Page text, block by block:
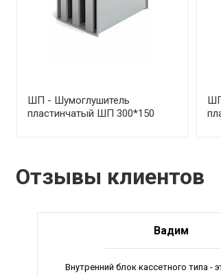
ШП - Шумоглушитель
пластинчатый ШП 300*150
Отзывы клиентов
Вадим
Внутренний блок кассетного типа -